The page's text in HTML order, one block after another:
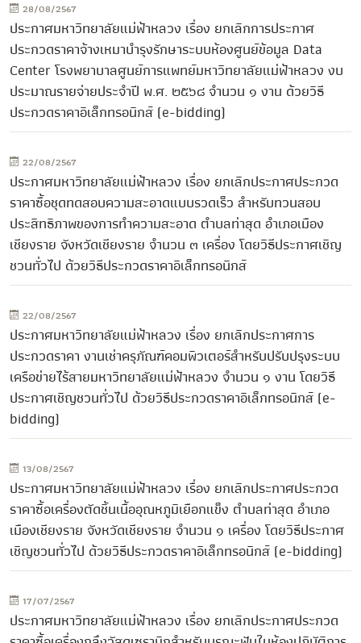
28/08/2567
ประกาศมหาวิทยาลัยแม่ฟ้าหลวง เรื่อง ยกเลิกการประกาศ
ประกวดราคาจ้างเหมาบำรุงรักษาระบบห้องศูนย์ข้อมูล Data
Center โรงพยาบาลศูนย์การแพทย์มหาวิทยาลัยแม่ฟ้าหลวง งบ
ประมาณรายจ่ายประจำปี พ.ศ. ๒๕๖๘ จำนวน ๑ งาน ด้วยวิธี
ประกวดราคาอิเล็กทรอนิกส์ (e-bidding)
22/08/2567
ประกาศมหาวิทยาลัยแม่ฟ้าหลวง เรื่อง ยกเลิกประกาศประกวด
ราคาซื้อชุดทดสอบความสะอาดแบบรวดเร็ว สำหรับทวนสอบ
ประสิทธิภาพของการทำความสะอาด ตำบลท่าสุด อำเภอเมือง
เชียงราย จังหวัดเชียงราย จำนวน ๓ เครื่อง โดยวิธีประกาศเชิญ
ชวนทั่วไป ด้วยวิธีประกวดราคาอิเล็กทรอนิกส์
22/08/2567
ประกาศมหาวิทยาลัยแม่ฟ้าหลวง เรื่อง ยกเลิกประกาศการ
ประกวดราคา งานเช่าครุภัณฑ์คอมพิวเตอร์สำหรับปรับปรุงระบบ
เครือข่ายไร้สายมหาวิทยาลัยแม่ฟ้าหลวง จำนวน ๑ งาน โดยวิธี
ประกาศเชิญชวนทั่วไป ด้วยวิธีประกวดราคาอิเล็กทรอนิกส์ (e-
bidding)
13/08/2567
ประกาศมหาวิทยาลัยแม่ฟ้าหลวง เรื่อง ยกเลิกประกาศประกวด
ราคาซื้อเครื่องตัดชิ้นเนื้ออุณหภูมิเยือกแข็ง ตำบลท่าสุด อำเภอ
เมืองเชียงราย จังหวัดเชียงราย จำนวน ๑ เครื่อง โดยวิธีประกาศ
เชิญชวนทั่วไป ด้วยวิธีประกวดราคาอิเล็กทรอนิกส์ (e-bidding)
17/07/2567
ประกาศมหาวิทยาลัยแม่ฟ้าหลวง เรื่อง ยกเลิกประกาศประกวด